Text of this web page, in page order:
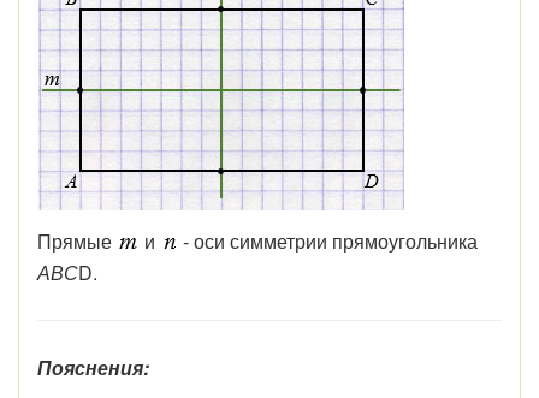
Прямые и
- оси симметрии прямоугольника
АВСD.
Пояснения: